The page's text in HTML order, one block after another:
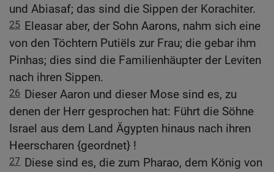
und Abiasaf; das sind die Sippen der Korachiter.
25 Eleasar aber, der Sohn Aarons, nahm sich eine
von den Töchtern Putiëls zur Frau; die gebar ihm
Pinhas; dies sind die Familienhäupter der Leviten
nach ihren Sippen.
26 Dieser Aaron und dieser Mose sind es, zu
denen der Herr gesprochen hat: Führt die Söhne
Israel aus dem Land Ägypten hinaus nach ihren
Heerscharen {geordnet} !
27 Diese sind es, die zum Pharao, dem König von